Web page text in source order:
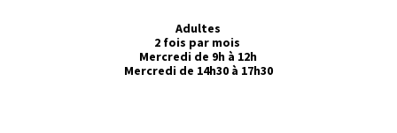
Adultes
2 fois par mois
Mercredi de 9h à 12h
Mercredi de 14h30 à 17h30